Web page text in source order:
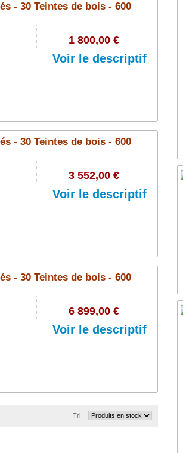
- 30 Teintes de bois - 600
1 800,00 €
Voir le descriptif
- 30 Teintes de bois - 600
3 552,00 €
Voir le descriptif
- 30 Teintes de bois - 600
6 899,00 €
Voir le descriptif
Ajouter au
Tri